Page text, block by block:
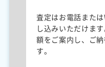
査定はお電話また
し込みいただけま
額をご案内し、ご
す。